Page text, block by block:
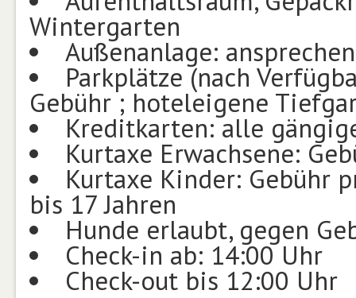
Wintergarten
Außenanlage:
Parkplätze (nach
Gebühr ; hoteleigene
Kreditkarten: alle
Kurtaxe Erwachsene:
Kurtaxe Kinder: Gebühr
bis 17 Jahren
Hunde erlaubt, gegen
Check-in ab: 14:00 Uhr
Check-out bis 12:00 Uhr